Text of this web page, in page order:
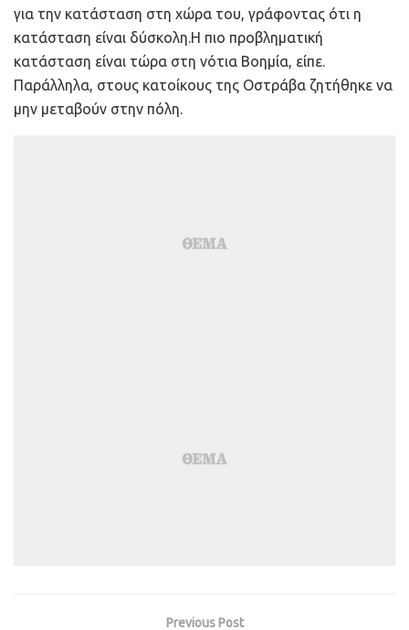
για την κατάσταση στη χώρα του, γράφοντας ότι η
κατάσταση είναι δύσκολη.Η πιο προβληματική
κατάσταση είναι τώρα στη νότια Βοημία, είπε.
Παράλληλα, στους κατοίκους της Οστράβα ζητήθηκε να
μην μεταβούν στην πόλη.
Previous Post